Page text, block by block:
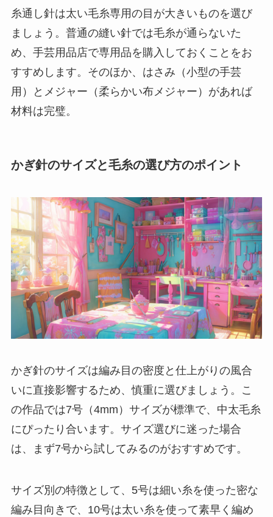
糸通し針は太い毛糸専用の目が大きいものを選び
ましょう。普通の縫い針では毛糸が通らないた
め、手芸用品店で専用品を購入しておくことをお
すすめします。そのほか、はさみ（小型の手芸
用）とメジャー（柔らかい布メジャー）があれば
材料は完璧。
かぎ針のサイズと毛糸の選び方のポイント
かぎ針のサイズは編み目の密度と仕上がりの風合
いに直接影響するため、慎重に選びましょう。こ
の作品では7号（4mm）サイズが標準で、中太毛糸
にぴったり合います。サイズ選びに迷った場合
は、まず7号から試してみるのがおすすめです。
サイズ別の特徴として、5号は細い糸を使った密な
編み目向きで、10号は太い糸を使って素早く編め